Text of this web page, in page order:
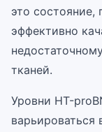
это
эффективно
тканей.
Уровни НТ-
варьироваться